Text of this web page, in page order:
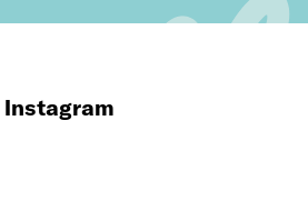
Instagram